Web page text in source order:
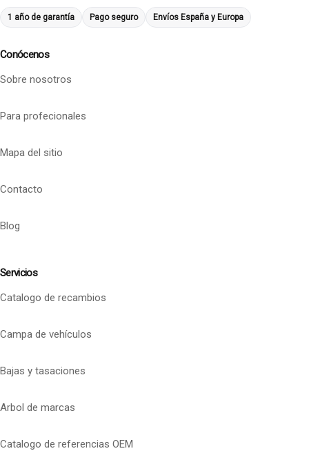
1 año de garantía Pago seguro Envíos España y Europa
Conócenos
Sobre nosotros
Para profecionales
Mapa del sitio
Contacto
Blog
Servicios
Catalogo de recambios
Campa de vehículos
Bajas y tasaciones
Arbol de marcas
Catalogo de referencias OEM